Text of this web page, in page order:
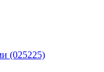
(025225)